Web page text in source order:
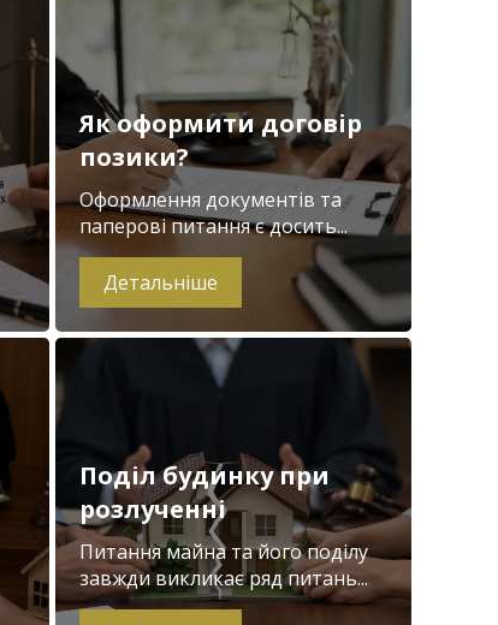
Як оформити договір
позики?
Оформлення документів та
паперові питання є досить...
Детальніше
Поділ будинку при
розлученні
Питання майна та його поділу
завжди викликає ряд питань...